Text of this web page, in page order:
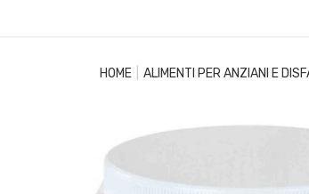
HOME ALIMENTI PER ANZIANI E